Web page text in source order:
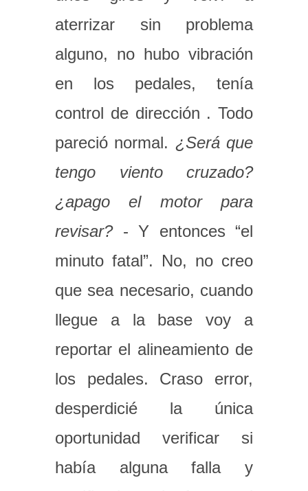
aterrizar sin problema
alguno, no hubo vibración
en los pedales, tenía
control de dirección . Todo
pareció normal. ¿Será que
tengo viento cruzado?
¿apago el motor para
revisar?- Y entonces “el
minuto fatal”. No, no creo
que sea necesario, cuando
llegue a la base voy a
reportar el alineamiento de
los pedales. Craso error,
desperdicié la única
oportunidad verificar si
había alguna falla y